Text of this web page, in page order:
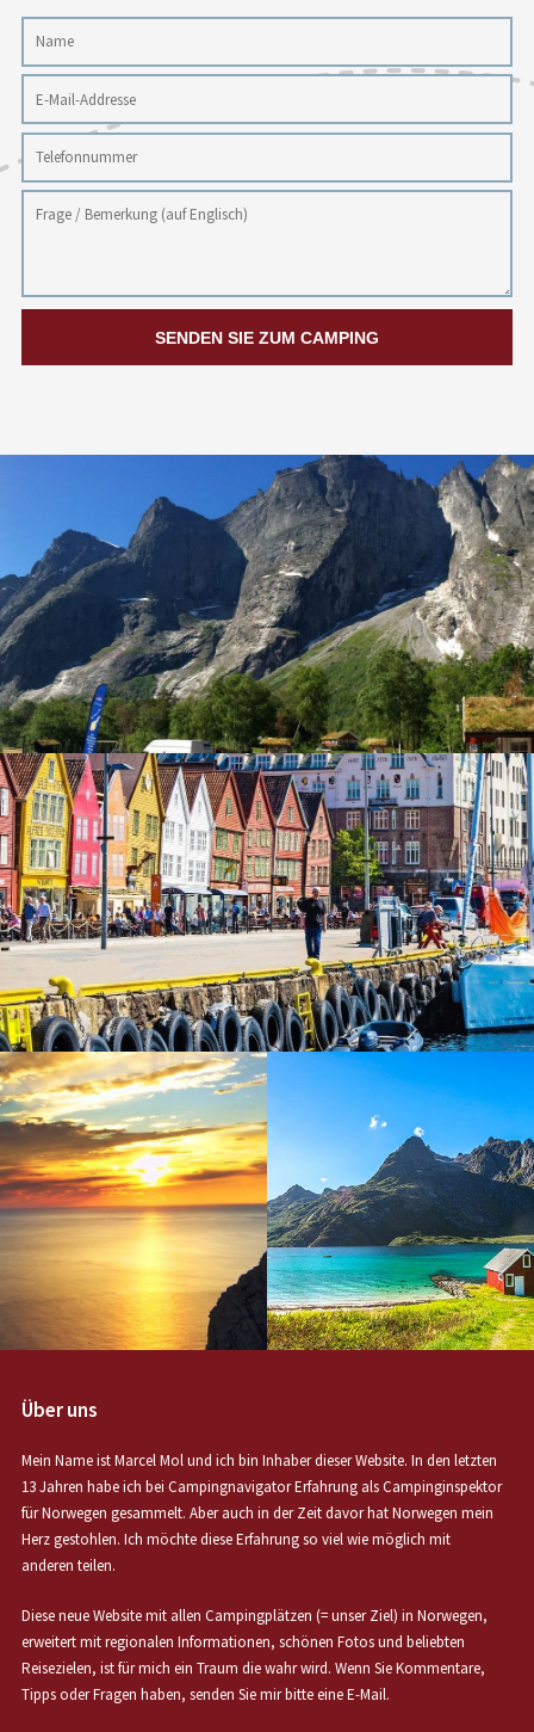
SENDEN SIE ZUM CAMPING
Über uns
Mein Name ist Marcel Mol und ich bin Inhaber dieser Website. In den letzten
13 Jahren habe ich bei Campingnavigator Erfahrung als Campinginspektor
für Norwegen gesammelt. Aber auch in der Zeit davor hat Norwegen mein
Herz gestohlen. Ich möchte diese Erfahrung so viel wie möglich mit
anderen teilen.
Diese neue Website mit allen Campingplätzen (= unser Ziel) in Norwegen,
erweitert mit regionalen Informationen, schönen Fotos und beliebten
Reisezielen, ist für mich ein Traum die wahr wird. Wenn Sie Kommentare,
Tipps oder Fragen haben, senden Sie mir bitte eine E-Mail.